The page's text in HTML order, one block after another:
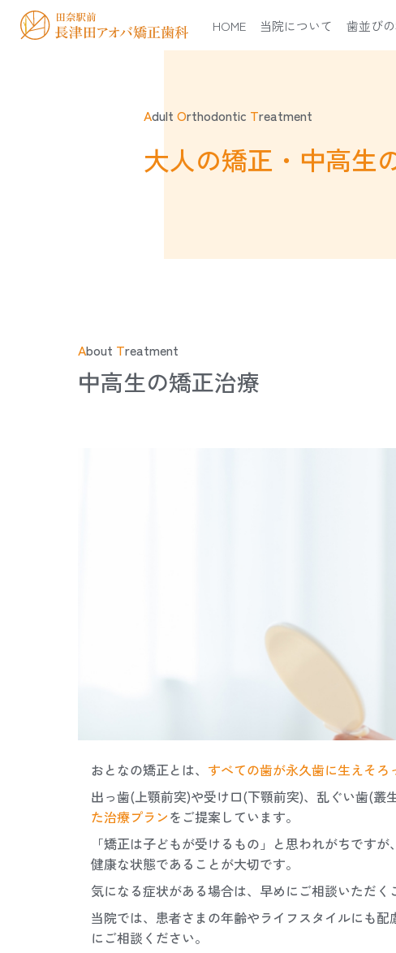
HOME 当院について 歯並び
Adult Orthodontic Treatment
大人の矯正・中高生
About Treatment
中高生の矯正治療
おとなの矯正とは、 すべての歯が永久歯に生えそ
出っ歯(上顎前突)や受け口(下顎前突)、乱ぐい歯(叢
た治療プランをご提案しています。
「矯正は子どもが受けるもの」と思われがちです
健康な状態であることが大切です。
気になる症状がある場合は、早めにご相談いただく
当院では、患者さまの年齢やライフスタイルにも
にご相談ください。